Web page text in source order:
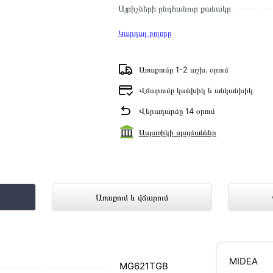
Այրիչների ընդհանուր քանակը
Կարդալ բոլորը
Առաքումը 1-2 աշխ․ օրում
Վճարումը կանխիկ և անկանխիկ
Վերադարձը 14 օրում
Ապառիկի պայմաններ
Առաքում և վճարում
ներկայացված է Technomix
MG621TGB
MIDEA